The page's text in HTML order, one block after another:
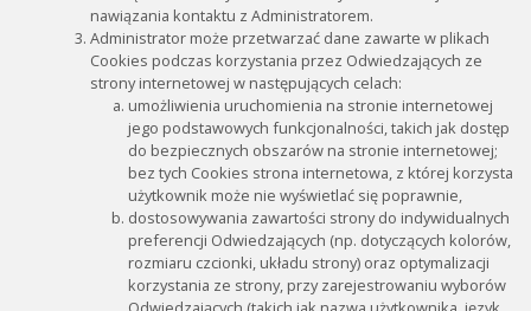
nawiązania kontaktu z Administratorem.
Administrator może przetwarzać dane zawarte w plikach
Cookies podczas korzystania przez Odwiedzających ze
strony internetowej w następujących celach:
umożliwienia uruchomienia na stronie internetowej
jego podstawowych funkcjonalności, takich jak dostęp
do bezpiecznych obszarów na stronie internetowej;
bez tych Cookies strona internetowa, z której korzysta
użytkownik może nie wyświetlać się poprawnie,
dostosowywania zawartości strony do indywidualnych
preferencji Odwiedzających (np. dotyczących kolorów,
rozmiaru czcionki, układu strony) oraz optymalizacji
korzystania ze strony, przy zarejestrowaniu wyborów